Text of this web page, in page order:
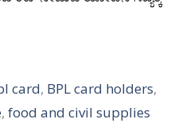
card, BPL card holders,
, food and civil supplies